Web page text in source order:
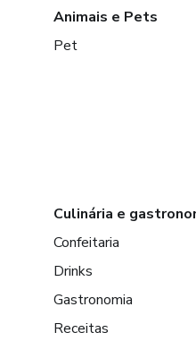
Animais e Pets
Pet
Culinária e
Confeitaria
Drinks
Gastronomia
Receitas